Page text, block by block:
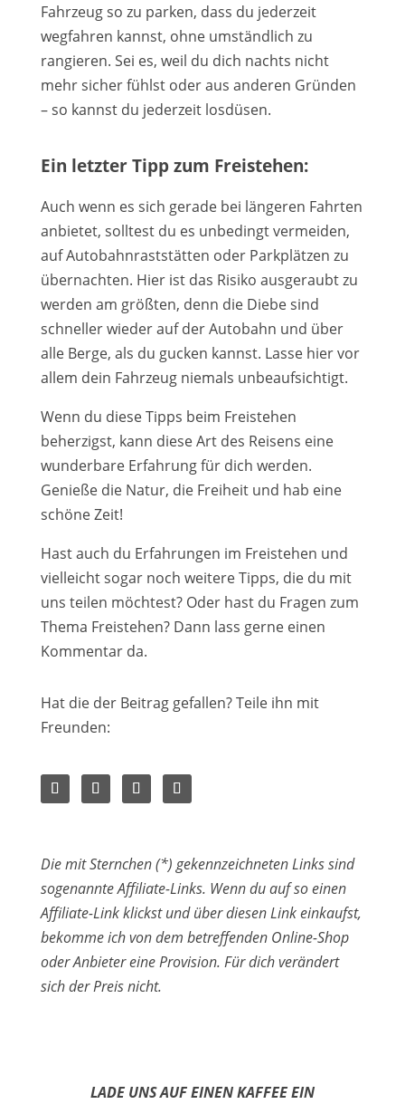
Fahrzeug so zu parken, dass du jederzeit
wegfahren kannst, ohne umständlich zu
rangieren. Sei es, weil du dich nachts nicht
mehr sicher fühlst oder aus anderen Gründen
– so kannst du jederzeit losdüsen.
Ein letzter Tipp zum Freistehen:
Auch wenn es sich gerade bei längeren Fahrten
anbietet, solltest du es unbedingt vermeiden,
auf Autobahnraststätten oder Parkplätzen zu
übernachten. Hier ist das Risiko ausgeraubt zu
werden am größten, denn die Diebe sind
schneller wieder auf der Autobahn und über
alle Berge, als du gucken kannst. Lasse hier vor
allem dein Fahrzeug niemals unbeaufsichtigt.
Wenn du diese Tipps beim Freistehen
beherzigst, kann diese Art des Reisens eine
wunderbare Erfahrung für dich werden.
Genieße die Natur, die Freiheit und hab eine
schöne Zeit!
Hast auch du Erfahrungen im Freistehen und
vielleicht sogar noch weitere Tipps, die du mit
uns teilen möchtest? Oder hast du Fragen zum
Thema Freistehen? Dann lass gerne einen
Kommentar da.
Hat die der Beitrag gefallen? Teile ihn mit
Freunden:
Die mit Sternchen (*) gekennzeichneten Links sind
sogenannte Affiliate-Links. Wenn du auf so einen
Affiliate-Link klickst und über diesen Link einkaufst,
bekomme ich von dem betreffenden Online-Shop
oder Anbieter eine Provision. Für dich verändert
sich der Preis nicht.
LADE UNS AUF EINEN KAFFEE EIN